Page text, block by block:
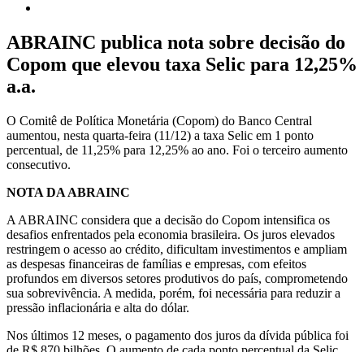
ABRAINC publica nota sobre decisão do
Copom que elevou taxa Selic para 12,25%
a.a.
O Comitê de Política Monetária (Copom) do Banco Central
aumentou, nesta quarta-feira (11/12) a taxa Selic em 1 ponto
percentual, de 11,25% para 12,25% ao ano. Foi o terceiro aumento
consecutivo.
NOTA DA ABRAINC
A ABRAINC considera que a decisão do Copom intensifica os
desafios enfrentados pela economia brasileira. Os juros elevados
restringem o acesso ao crédito, dificultam investimentos e ampliam
as despesas financeiras de famílias e empresas, com efeitos
profundos em diversos setores produtivos do país, comprometendo
sua sobrevivência. A medida, porém, foi necessária para reduzir a
pressão inflacionária e alta do dólar.
Nos últimos 12 meses, o pagamento dos juros da dívida pública foi